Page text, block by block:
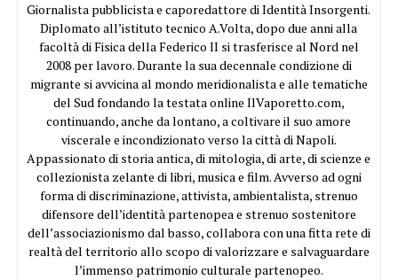
Giornalista pubblicista e caporedattore di Identità Insorgenti.
Diplomato all’istituto tecnico A.Volta, dopo due anni alla
facoltà di Fisica della Federico II si trasferisce al Nord nel
2008 per lavoro. Durante la sua decennale condizione di
migrante si avvicina al mondo meridionalista e alle tematiche
del Sud fondando la testata online IlVaporetto.com,
continuando, anche da lontano, a coltivare il suo amore
viscerale e incondizionato verso la città di Napoli.
Appassionato di storia antica, di mitologia, di arte, di scienze e
collezionista zelante di libri, musica e film. Avverso ad ogni
forma di discriminazione, attivista, ambientalista, strenuo
difensore dell’identità partenopea e strenuo sostenitore
dell’associazionismo dal basso, collabora con una fitta rete di
realtà del territorio allo scopo di valorizzare e salvaguardare
l’immenso patrimonio culturale partenopeo.